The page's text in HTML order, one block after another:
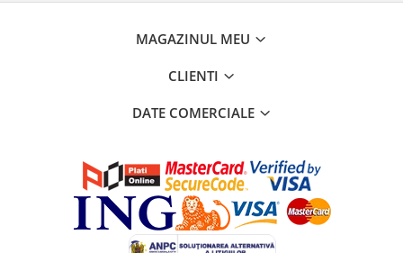
MAGAZINUL MEU
CLIENTI
DATE COMERCIALE